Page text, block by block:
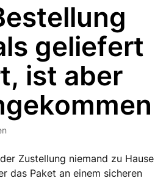
geliefert
ist aber
Zustellung niemand zu Hause
das Paket an einem sicheren